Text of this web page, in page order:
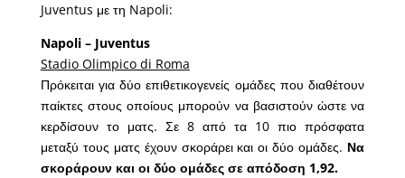
Juventus με τη Napoli:
Napoli – Juventus
Stadio Olimpico di Roma
Πρόκειται για δύο επιθετικογενείς ομάδες που διαθέτουν
παίκτες στους οποίους μπορούν να βασιστούν ώστε να
κερδίσουν το ματς. Σε 8 από τα 10 πιο πρόσφατα
μεταξύ τους ματς έχουν σκοράρει και οι δύο ομάδες. Να
σκοράρουν και οι δύο ομάδες σε απόδοση 1,92.